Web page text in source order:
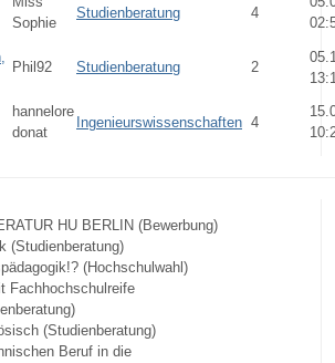
Sophie
Studienberatung 4
Phil92 Studienberatung 2
hannelore
donat
Ingenieurswissenschaften 4
HU BERLIN (Bewerbung)
(Studienberatung)
(Hochschulwahl)
Fachhochschulreife
(Studienberatung)
Beruf in die